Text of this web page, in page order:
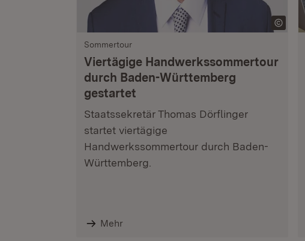
Sommertour
Viertägige Handwerkssommertour
durch Baden-Württemberg
gestartet
Staatssekretär Thomas Dörflinger
startet viertägige
Handwerkssommertour durch Baden-
Württemberg.
Mehr